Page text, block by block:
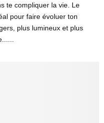
te compliquer la vie. Le
pour faire évoluer ton
plus lumineux et plus